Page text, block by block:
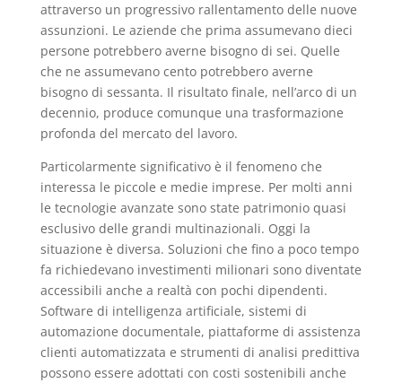
attraverso un progressivo rallentamento delle nuove
assunzioni. Le aziende che prima assumevano dieci
persone potrebbero averne bisogno di sei. Quelle
che ne assumevano cento potrebbero averne
bisogno di sessanta. Il risultato finale, nell’arco di un
decennio, produce comunque una trasformazione
profonda del mercato del lavoro.
Particolarmente significativo è il fenomeno che
interessa le piccole e medie imprese. Per molti anni
le tecnologie avanzate sono state patrimonio quasi
esclusivo delle grandi multinazionali. Oggi la
situazione è diversa. Soluzioni che fino a poco tempo
fa richiedevano investimenti milionari sono diventate
accessibili anche a realtà con pochi dipendenti.
Software di intelligenza artificiale, sistemi di
automazione documentale, piattaforme di assistenza
clienti automatizzata e strumenti di analisi predittiva
possono essere adottati con costi sostenibili anche